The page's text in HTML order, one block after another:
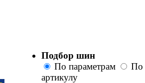
Подбор шин
По параметрам
По
артикулу